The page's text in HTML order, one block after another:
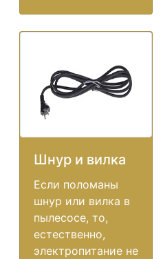
Шнур и вилка
Если поломаны
шнур или вилка в
пылесосе, то,
естественно,
электропитание не